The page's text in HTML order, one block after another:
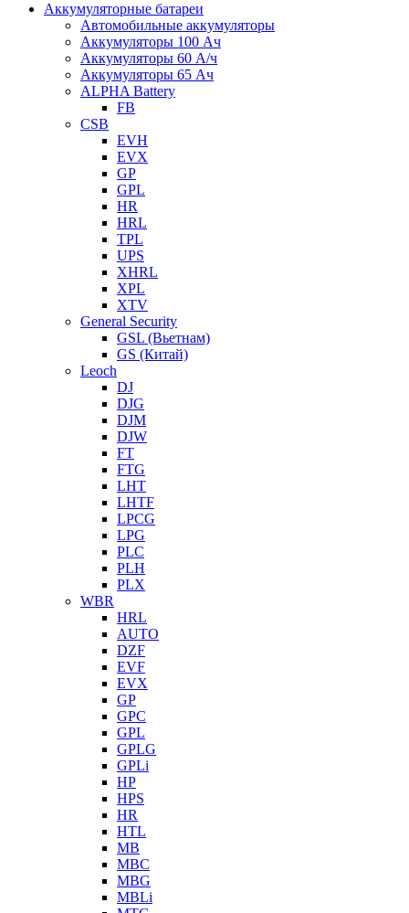
Аккумуляторные батареи
Автомобильные аккумуляторы
Аккумуляторы 100 Ач
Аккумуляторы 60 А/ч
Аккумуляторы 65 Ач
ALPHA Battery
FB
CSB
EVH
EVX
GP
GPL
HR
HRL
TPL
UPS
XHRL
XPL
XTV
General Security
GSL (Вьетнам)
GS (Китай)
Leoch
DJ
DJG
DJM
DJW
FT
FTG
LHT
LHTF
LPCG
LPG
PLC
PLH
PLX
WBR
HRL
AUTO
DZF
EVF
EVX
GP
GPC
GPL
GPLG
GPLi
HP
HPS
HR
HTL
MB
MBC
MBG
MBLi